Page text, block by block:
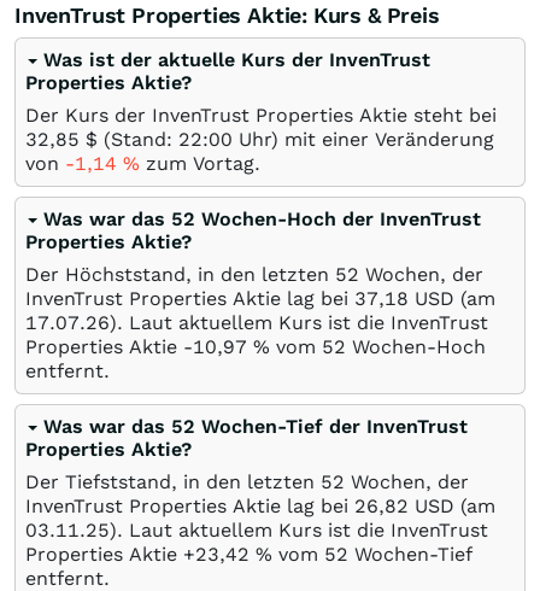
InvenTrust Properties Aktie: Kurs & Preis
Was ist der aktuelle Kurs der InvenTrust
Properties Aktie?
Der Kurs der InvenTrust Properties Aktie steht bei
32,85 $ (Stand: 22:00 Uhr) mit einer Veränderung
von -1,14 % zum Vortag.
Was war das 52 Wochen-Hoch der InvenTrust
Properties Aktie?
Der Höchststand, in den letzten 52 Wochen, der
InvenTrust Properties Aktie lag bei 37,18 USD (am
17.07.26). Laut aktuellem Kurs ist die InvenTrust
Properties Aktie -10,97 % vom 52 Wochen-Hoch
entfernt.
Was war das 52 Wochen-Tief der InvenTrust
Properties Aktie?
Der Tiefststand, in den letzten 52 Wochen, der
InvenTrust Properties Aktie lag bei 26,82 USD (am
03.11.25). Laut aktuellem Kurs ist die InvenTrust
Properties Aktie +23,42 % vom 52 Wochen-Tief
entfernt.